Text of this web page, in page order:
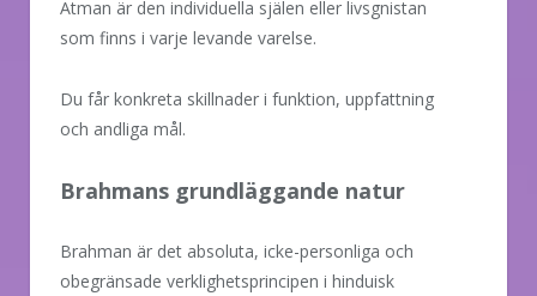
Atman är den individuella själen eller livsgnistan
som finns i varje levande varelse.
Du får konkreta skillnader i funktion, uppfattning
och andliga mål.
Brahmans grundläggande natur
Brahman är det absoluta, icke-personliga och
obegränsade verklighetsprincipen i hinduisk